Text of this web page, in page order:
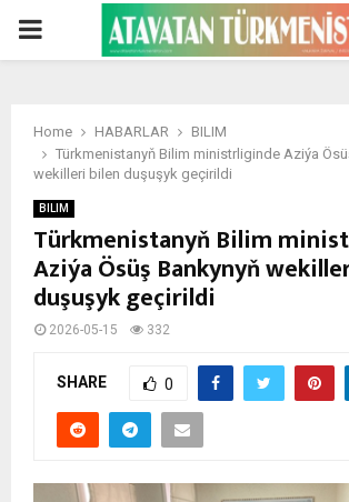
PRIMARY
Home HABARLAR
BILIM
Türkmenistanyň Bilim ministrliginde Aziýa
wekilleri bilen duşuşyk geçirildi
BILIM
Türkmenistanyň Bilim
Aziýa Ösüş Bankynyň
duşuşyk geçirildi
2026-05-15 332
SHARE 0